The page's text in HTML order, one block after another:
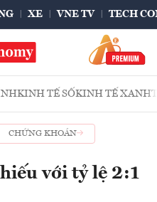
XE VNE TV TECH
KINH TẾ SỐKINH TẾ XANH
CHỨNG KHOÁN
với tỷ lệ 2:1